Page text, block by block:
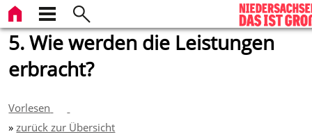
5. Wie werden die Leistungen
erbracht?
Vorlesen
» zurück zur Übersicht